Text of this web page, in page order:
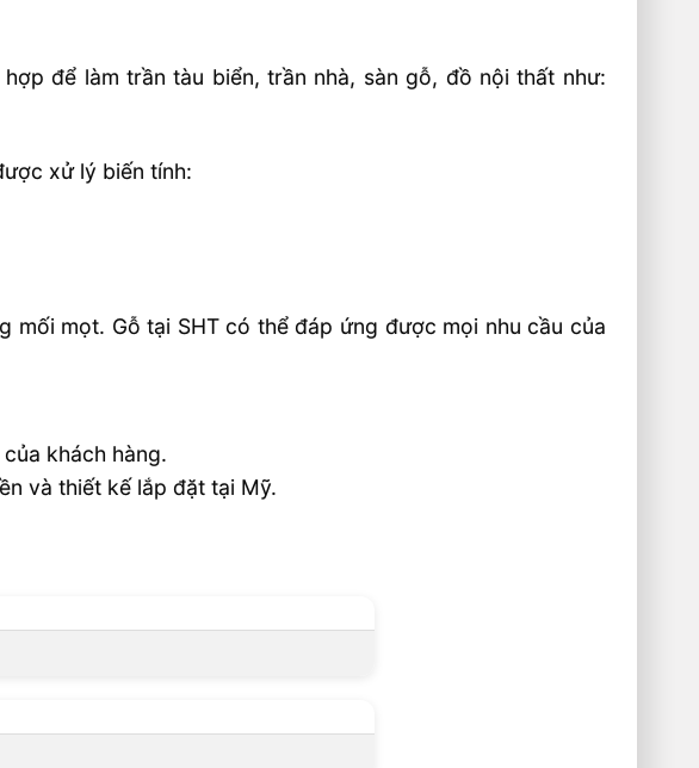
để làm trần tàu biển, trần nhà, sàn gỗ, đồ nội thất như:
xử lý biến tính:
mọt. Gỗ tại SHT có thể đáp ứng được mọi nhu cầu của
khách hàng.
và thiết kế lắp đặt tại Mỹ.